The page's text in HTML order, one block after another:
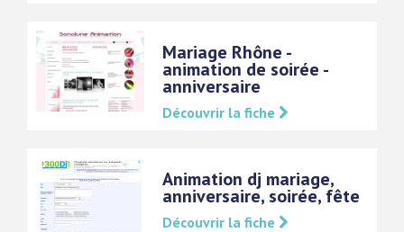
Mariage Rhône -
animation de soirée -
anniversaire
Découvrir la fiche
Animation dj mariage,
anniversaire, soirée, fête
Découvrir la fiche